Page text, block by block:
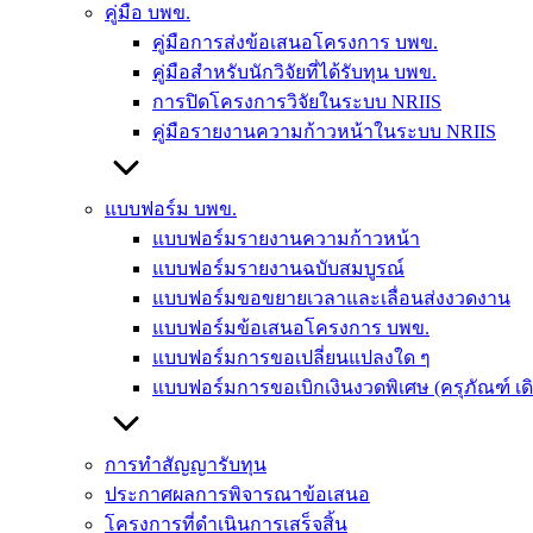
คู่มือ บพข.
คู่มือการส่งข้อเสนอโครงการ บพข.
คู่มือสำหรับนักวิจัยที่ได้รับทุน บพข.
การปิดโครงการวิจัยในระบบ NRIIS
คู่มือรายงานความก้าวหน้าในระบบ NRIIS
แบบฟอร์ม บพข.
แบบฟอร์มรายงานความก้าวหน้า
แบบฟอร์มรายงานฉบับสมบูรณ์
แบบฟอร์มขอขยายเวลาและเลื่อนส่งงวดงาน
แบบฟอร์มข้อเสนอโครงการ บพข.
แบบฟอร์มการขอเปลี่ยนแปลงใด ๆ
แบบฟอร์มการขอเบิกเงินงวดพิเศษ (ครุภัณฑ์ เ
การทำสัญญารับทุน
ประกาศผลการพิจารณาข้อเสนอ
โครงการที่ดำเนินการเสร็จสิ้น